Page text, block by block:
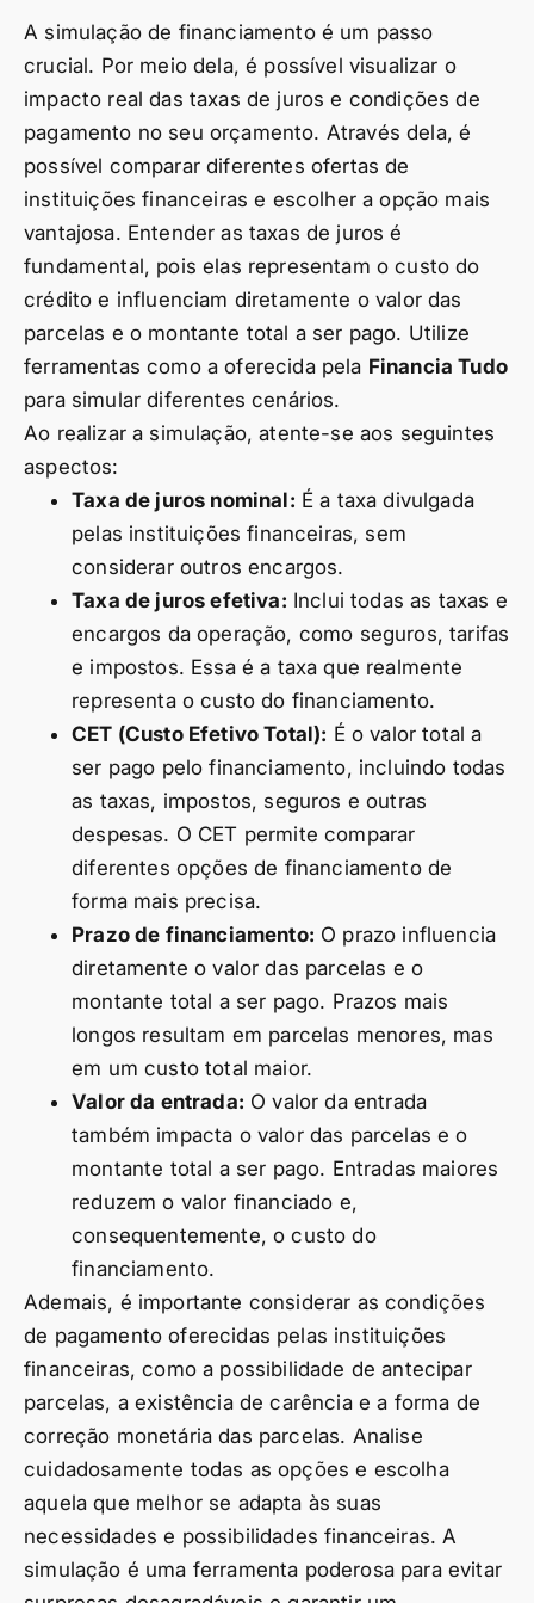
A simulação de financiamento é um passo
crucial. Por meio dela, é possível visualizar o
impacto real das taxas de juros e condições de
pagamento no seu orçamento. Através dela, é
possível comparar diferentes ofertas de
instituições financeiras e escolher a opção mais
vantajosa. Entender as taxas de juros é
fundamental, pois elas representam o custo do
crédito e influenciam diretamente o valor das
parcelas e o montante total a ser pago. Utilize
ferramentas como a oferecida pela Financia Tudo
para simular diferentes cenários.
Ao realizar a simulação, atente-se aos seguintes
aspectos:
Taxa de juros nominal: É a taxa divulgada
pelas instituições financeiras, sem
considerar outros encargos.
Taxa de juros efetiva: Inclui todas as taxas e
encargos da operação, como seguros, tarifas
e impostos. Essa é a taxa que realmente
representa o custo do financiamento.
CET (Custo Efetivo Total): É o valor total a
ser pago pelo financiamento, incluindo todas
as taxas, impostos, seguros e outras
despesas. O CET permite comparar
diferentes opções de financiamento de
forma mais precisa.
Prazo de financiamento: O prazo influencia
diretamente o valor das parcelas e o
montante total a ser pago. Prazos mais
longos resultam em parcelas menores, mas
em um custo total maior.
Valor da entrada: O valor da entrada
também impacta o valor das parcelas e o
montante total a ser pago. Entradas maiores
reduzem o valor financiado e,
consequentemente, o custo do
financiamento.
Ademais, é importante considerar as condições
de pagamento oferecidas pelas instituições
financeiras, como a possibilidade de antecipar
parcelas, a existência de carência e a forma de
correção monetária das parcelas. Analise
cuidadosamente todas as opções e escolha
aquela que melhor se adapta às suas
necessidades e possibilidades financeiras. A
simulação é uma ferramenta poderosa para evitar